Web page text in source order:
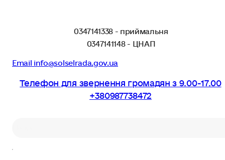
0347141338 - приймальня
0347141148 - ЦНАП
Email info@solselrada.gov.ua
Телефон для звернення громадян з 9.00-17.00
+380987738472